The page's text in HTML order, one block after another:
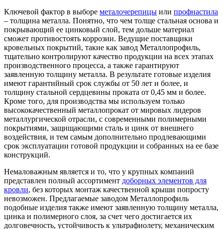
Ключевой фактор в выборе металочерепицы или профнастила
– толщина металла. Понятно, что чем толще стальная основа и
покрывающий ее цинковый слой, тем дольше материал
сможет противостоять коррозии. Ведущие поставщики
кровельных покрытий, такие как завод Металлопрофиль,
тщательно контролируют качество продукции на всех этапах
производственного процесса, а также гарантируют
заявленную толщину металла. В результате готовые изделия
имеют гарантийный срок службы от 50 лет и более, и
толщину стальной сердцевины проката от 0,45 мм и более.
Кроме того, для производства мы используем только
высококачественный металлопрокат от мировых лидеров
металлургической отрасли, с современными полимерными
покрытиями, защищающими сталь и цинк от внешнего
воздействия, и тем самым дополнительно продлевающими
срок эксплуатации готовой продукции и собранных на ее базе
конструкций.
Немаловажным является и то, что у крупных компаний
представлен полный ассортимент доборных элементов для
кровли, без которых монтаж качественной крыши попросту
невозможен. Предлагаемые заводом Металлопрофиль
подобные изделия также имеют заявленную толщину металла,
цинка и полимерного слоя, за счет чего достигается их
долговечность, устойчивость к ультрафиолету, механическим